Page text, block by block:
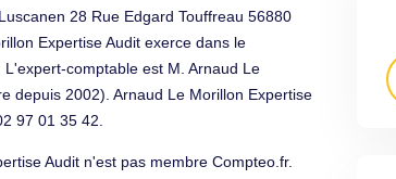
28 Rue Edgard Touffreau 56880
Expertise Audit exerce dans le
comptable est M. Arnaud Le
depuis 2002). Arnaud Le Morillon Expertise
97 01 35 42.
Audit n'est pas membre Compteo.fr.